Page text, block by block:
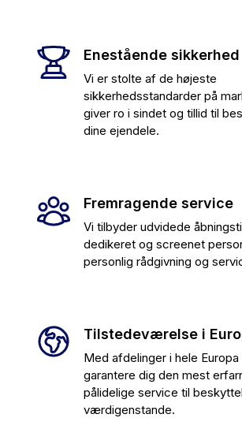
Enestående sikkerhed
Vi er stolte af de højeste
sikkerhedsstandarder på
giver ro i sindet og tillid til
dine ejendele.
Fremragende service
Vi tilbyder udvidede
dedikeret og screenet
personlig rådgivning og
Tilstedeværelse i
Med afdelinger i hele Europa
garantere dig den mest
pålidelige service til
værdigenstande.